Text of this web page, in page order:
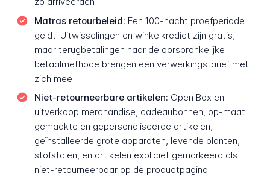
Matras retourbeleid: Een 100-nacht proefperiode
geldt. Uitwisselingen en winkelkrediet zijn gratis,
maar terugbetalingen naar de oorspronkelijke
betaalmethode brengen een verwerkingstarief met
zich mee
Niet-retourneerbare artikelen: Open Box en
uitverkoop merchandise, cadeaubonnen, op-maat
gemaakte en gepersonaliseerde artikelen,
geïnstalleerde grote apparaten, levende planten,
stofstalen, en artikelen expliciet gemarkeerd als
niet-retourneerbaar op de productpagina